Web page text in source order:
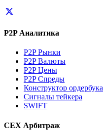
P2P Аналитика
P2P Рынки
P2P Валюты
P2P Цены
P2P Спреды
Конструктор ордербука
Сигналы тейкера
SWIFT
CEX Арбитраж